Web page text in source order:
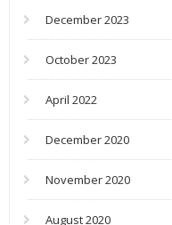
December 2023
October 2023
April 2022
December 2020
November 2020
August 2020